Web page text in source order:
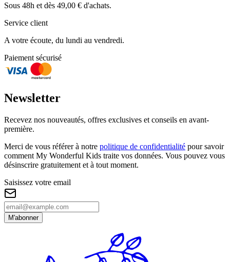
Sous 48h et dès 49,00 € d'achats.
Service client
A votre écoute, du lundi au vendredi.
Paiement sécurisé
Newsletter
Recevez nos nouveautés, offres exclusives et conseils en avant-
première.
Merci de vous référer à notre politique de confidentialité pour savoir
comment My Wonderful Kids traite vos données. Vous pouvez vous
désinscrire gratuitement et à tout moment.
Saisissez votre email
M'abonner